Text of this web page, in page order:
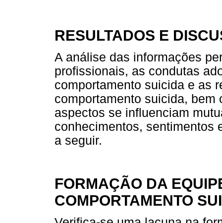
RESULTADOS E
A análise das informações
profissionais, as condutas
comportamento suicida e as
comportamento suicida,
aspectos se influenciam
conhecimentos, sentimentos
a seguir.
FORMAÇÃO DA
COMPORTAMENTO